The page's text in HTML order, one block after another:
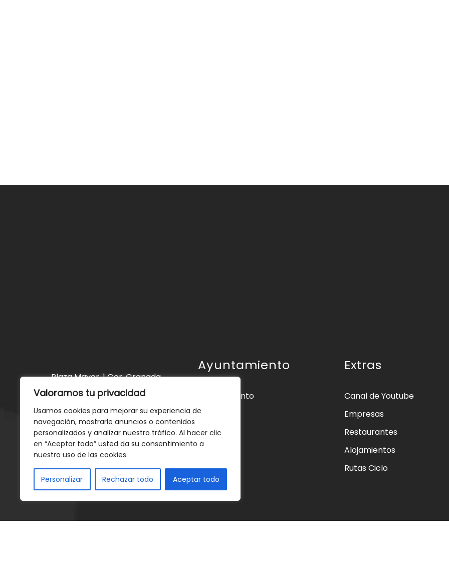
Valoramos tu privacidad
Usamos cookies para mejorar su experiencia de
navegación, mostrarle anuncios o contenidos
personalizados y analizar nuestro tráfico. Al hacer clic
en “Aceptar todo” usted da su consentimiento a
nuestro uso de las cookies.
Personalizar Rechazar todo Aceptar todo
Plaza Mayor, 1 Gor, Granada
Tlfno: 958 68 20 01
ayuntamientogor@hotmail.com
Ayuntamiento
Ayuntamiento
Gor
Servicios
Eventos
Noticias
Extras
Canal de Youtube
Empresas
Restaurantes
Alojamientos
Rutas Ciclo